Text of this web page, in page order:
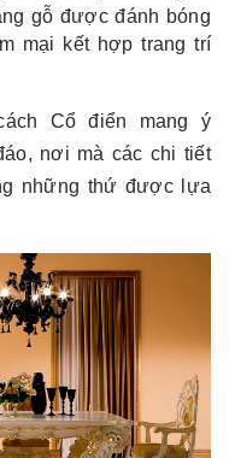
gỗ được đánh bóng
mại kết hợp trang trí
Cổ điển mang ý
nơi mà các chi tiết
những thứ được lựa